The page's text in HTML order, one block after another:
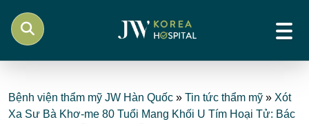
Bệnh viện thẩm mỹ JW Hàn Quốc » Tin tức thẩm mỹ » Xót
Xa Sư Bà Khơ-me 80 Tuổi Mang Khối U Tím Hoại Tử: Bác